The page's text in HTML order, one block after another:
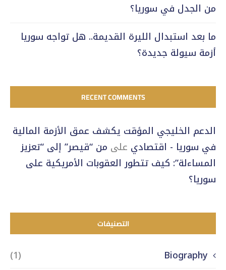
من الجدل في سوريا؟
ما بعد استبدال الليرة القديمة.. هل تواجه سوريا
أزمة سيولة جديدة؟
RECENT COMMENTS
الدعم الخليجي المؤقت يكشف عمق الأزمة المالية
في سوريا - اقتصادي على من “قيصر” إلى “تعزيز
المساءلة”: كيف تتطور العقوبات الأمريكية على
سوريا؟
التصنيفات
Biography
(1)